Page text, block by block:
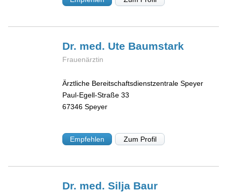
Dr. med. Ute Baumstark
Frauenärztin
Ärztliche Bereitschaftsdienstzentrale Speyer
Paul-Egell-Straße 33
67346 Speyer
Empfehlen Zum Profil
Dr. med. Silja Baur